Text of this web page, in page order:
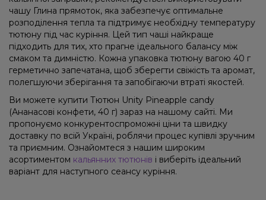
чашу Глина прямоток, яка забезпечує оптимальне
розподілення тепла та підтримує необхідну температуру
тютюну під час куріння. Цей тип чаші найкраще
підходить для тих, хто прагне ідеального балансу між
смаком та димністю. Кожна упаковка тютюну вагою 40 г
герметично запечатана, щоб зберегти свіжість та аромат,
полегшуючи зберігання та запобігаючи втраті якостей.
Ви можете купити Тютюн Unity Pineapple candy
(Ананасові конфети, 40 г) зараз на нашому сайті. Ми
пропонуємо конкурентоспроможні ціни та швидку
доставку по всій Україні, роблячи процес купівлі зручним
та приємним. Ознайомтеся з нашим широким
асортиментом кальянних тютюнів і виберіть ідеальний
варіант для наступного сеансу куріння.